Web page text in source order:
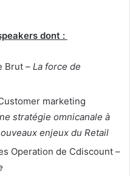
dont :
Brut – La force de
marketing
stratégie omnicanale à
enjeux du Retail
Operation de Cdiscount –